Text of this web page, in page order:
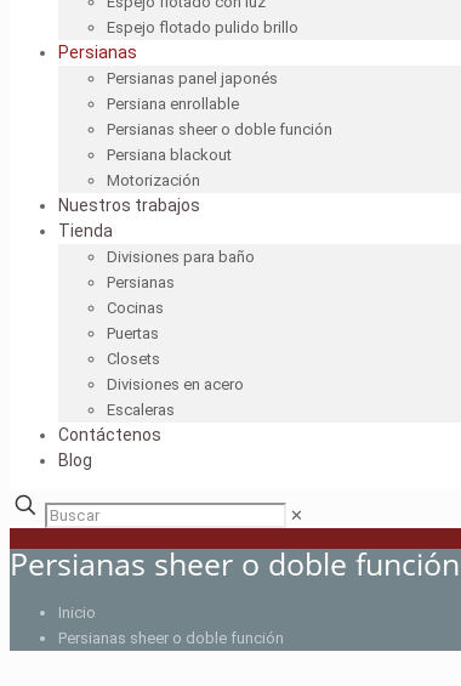
Espejo flotado pulido brillo
Persianas
Persianas panel japonés
Persiana enrollable
Persianas sheer o doble función
Persiana blackout
Motorización
Nuestros trabajos
Tienda
Divisiones para baño
Persianas
Cocinas
Puertas
Closets
Divisiones en acero
Escaleras
Contáctenos
Blog
✕
Persianas sheer o doble función
Inicio
Persianas sheer o doble función